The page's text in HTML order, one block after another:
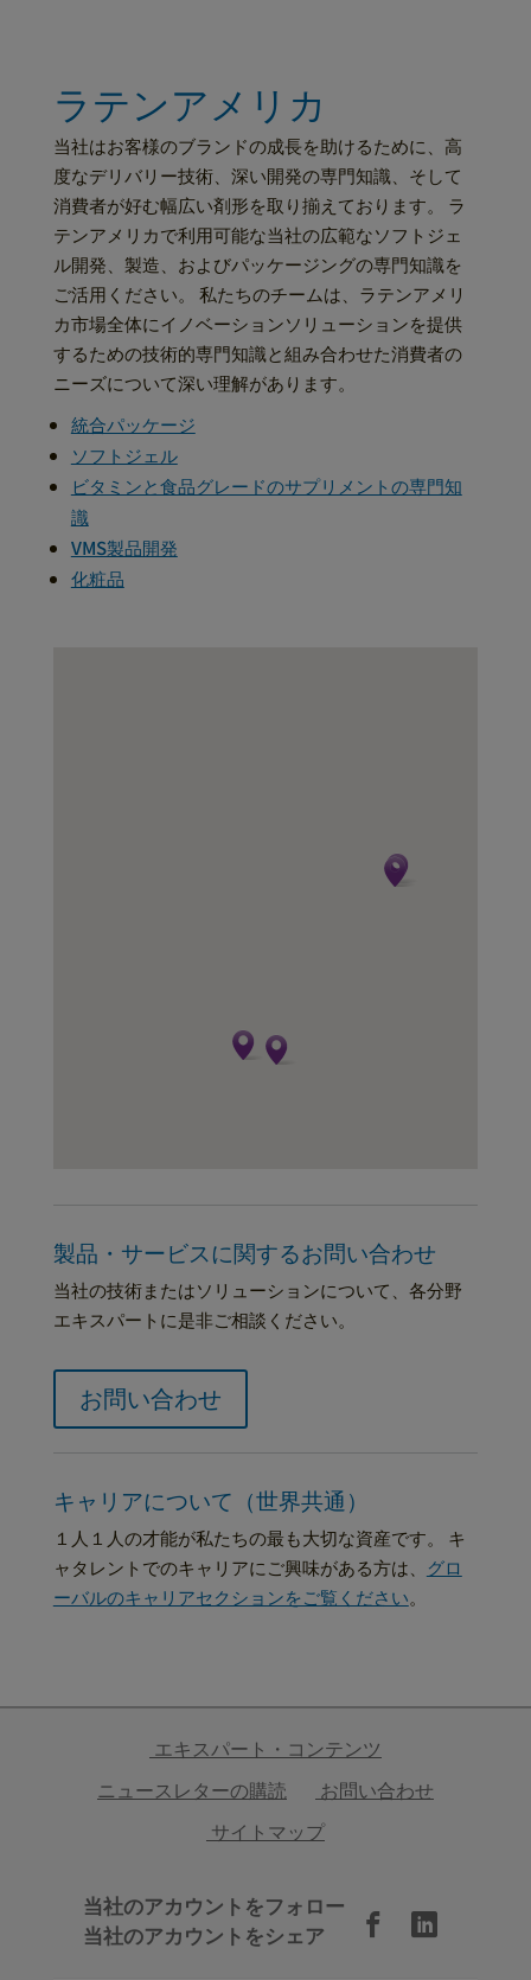
ラテンアメリカ
当社はお客様のブランドの成長を助けるために、高
度なデリバリー技術、深い開発の専門知識、そして
消費者が好む幅広い剤形を取り揃えております。 ラ
テンアメリカで利用可能な当社の広範なソフトジェ
ル開発、製造、およびパッケージングの専門知識を
ご活用ください。 私たちのチームは、ラテンアメリ
カ市場全体にイノベーションソリューションを提供
するための技術的専門知識と組み合わせた消費者の
ニーズについて深い理解があります。
統合パッケージ
ソフトジェル
ビタミンと食品グレードのサプリメントの専門知
識
VMS製品開発
化粧品
製品・サービスに関するお問い合わせ
当社の技術またはソリューションについて、各分野
エキスパートに是非ご相談ください。
お問い合わせ
キャリアについて（世界共通）
１人１人の才能が私たちの最も大切な資産です。 キ
ャタレントでのキャリアにご興味がある方は、
グロ
ーバルのキャリアセクションをご覧ください。
エキスパート・コンテンツ
ニュースレターの購読
お問い合わせ
サイトマップ
当社のアカウントをフォロー
当社のアカウントをシェア